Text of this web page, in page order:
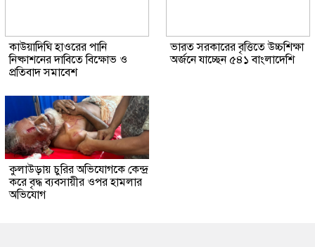
কাউয়াদিঘি হাওরের পানি
নিষ্কাশনের দাবিতে বিক্ষোভ ও
প্রতিবাদ সমাবেশ
ভারত সরকারের বৃত্তিতে উচ্চশিক্ষা
অর্জনে যাচ্ছেন ৫৪১ বাংলাদেশি
কুলাউড়ায় চুরির অভিযোগকে কেন্দ্র
করে বৃদ্ধ ব্যবসায়ীর ওপর হামলার
অভিযোগ